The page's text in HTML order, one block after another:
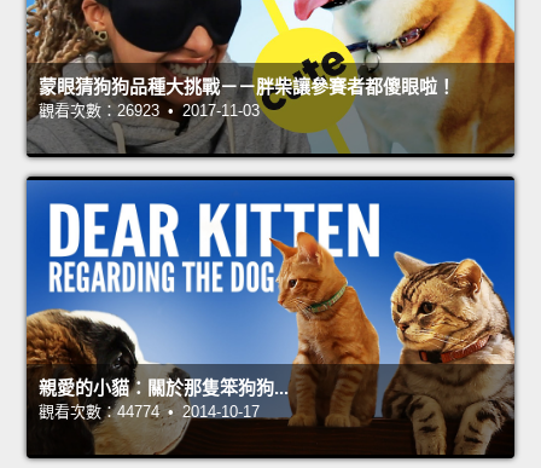
蒙眼猜狗狗品種大挑戰－－胖柴讓參賽者都傻眼啦！
觀看次數：26923 • 2017-11-03
親愛的小貓：關於那隻笨狗狗...
觀看次數：44774 • 2014-10-17